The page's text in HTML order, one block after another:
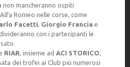
non mancheranno ospiti
Romeo nelle corse, come
Facetti, Giorgio Francia e
con i partecipanti le
RIAR, insieme ad ACI STORICO,
dei trofei ai Club più numerosi